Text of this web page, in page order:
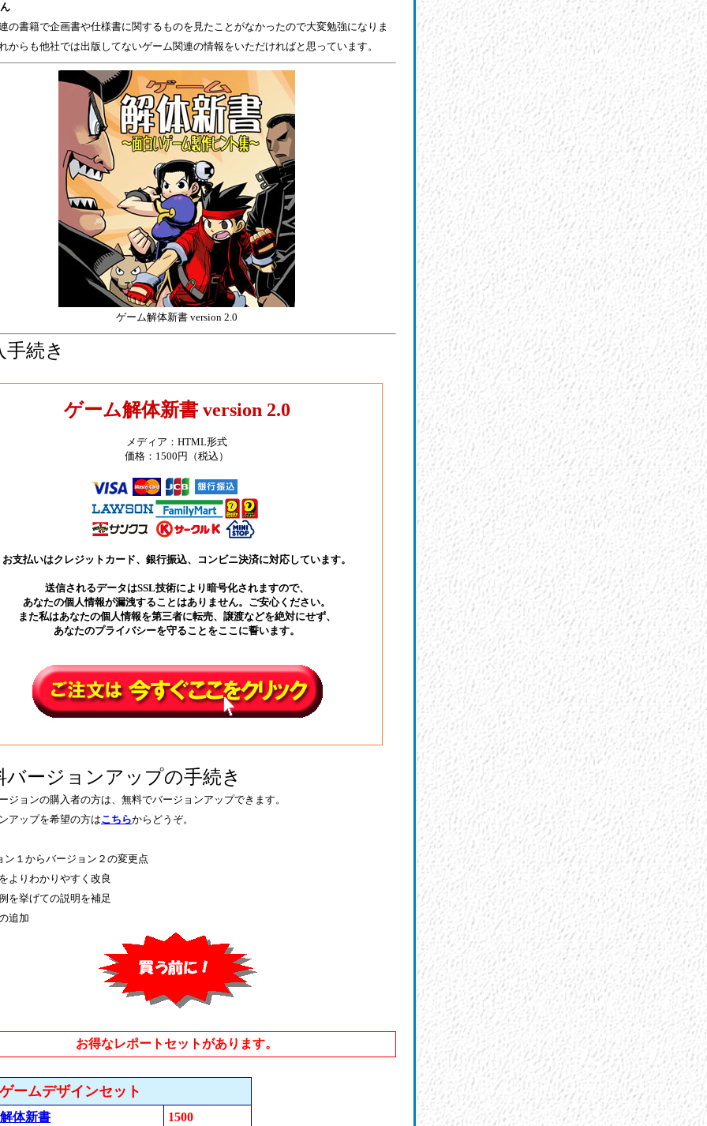
の書籍で企画書や仕様書に関するものを見たことがなかったので大変勉強になりま
からも他社では出版してないゲーム関連の情報をいただければと思っています。
ゲーム解体新書 version 2.0
手続き
ゲーム解体新書 version 2.0
メディア：HTML形式
価格：1500円（税込）
お支払いはクレジットカード、銀行振込、コンビニ決済に対応しています。
送信されるデータはSSL技術により暗号化されますので、
あなたの個人情報が漏洩することはありません。ご安心ください。
また私はあなたの個人情報を第三者に転売、譲渡などを絶対にせず、
あなたのプライバシーを守ることをここに誓います。
バージョンアップの手続き
ジョンの購入者の方は、無料でバージョンアップできます。
アップを希望の方はこちらからどうぞ。
ン１からバージョン２の変更点
りわかりやすく改良
挙げての説明を補足
追加
お得なレポートセットがあります。
ームデザインセット
体新書 1500